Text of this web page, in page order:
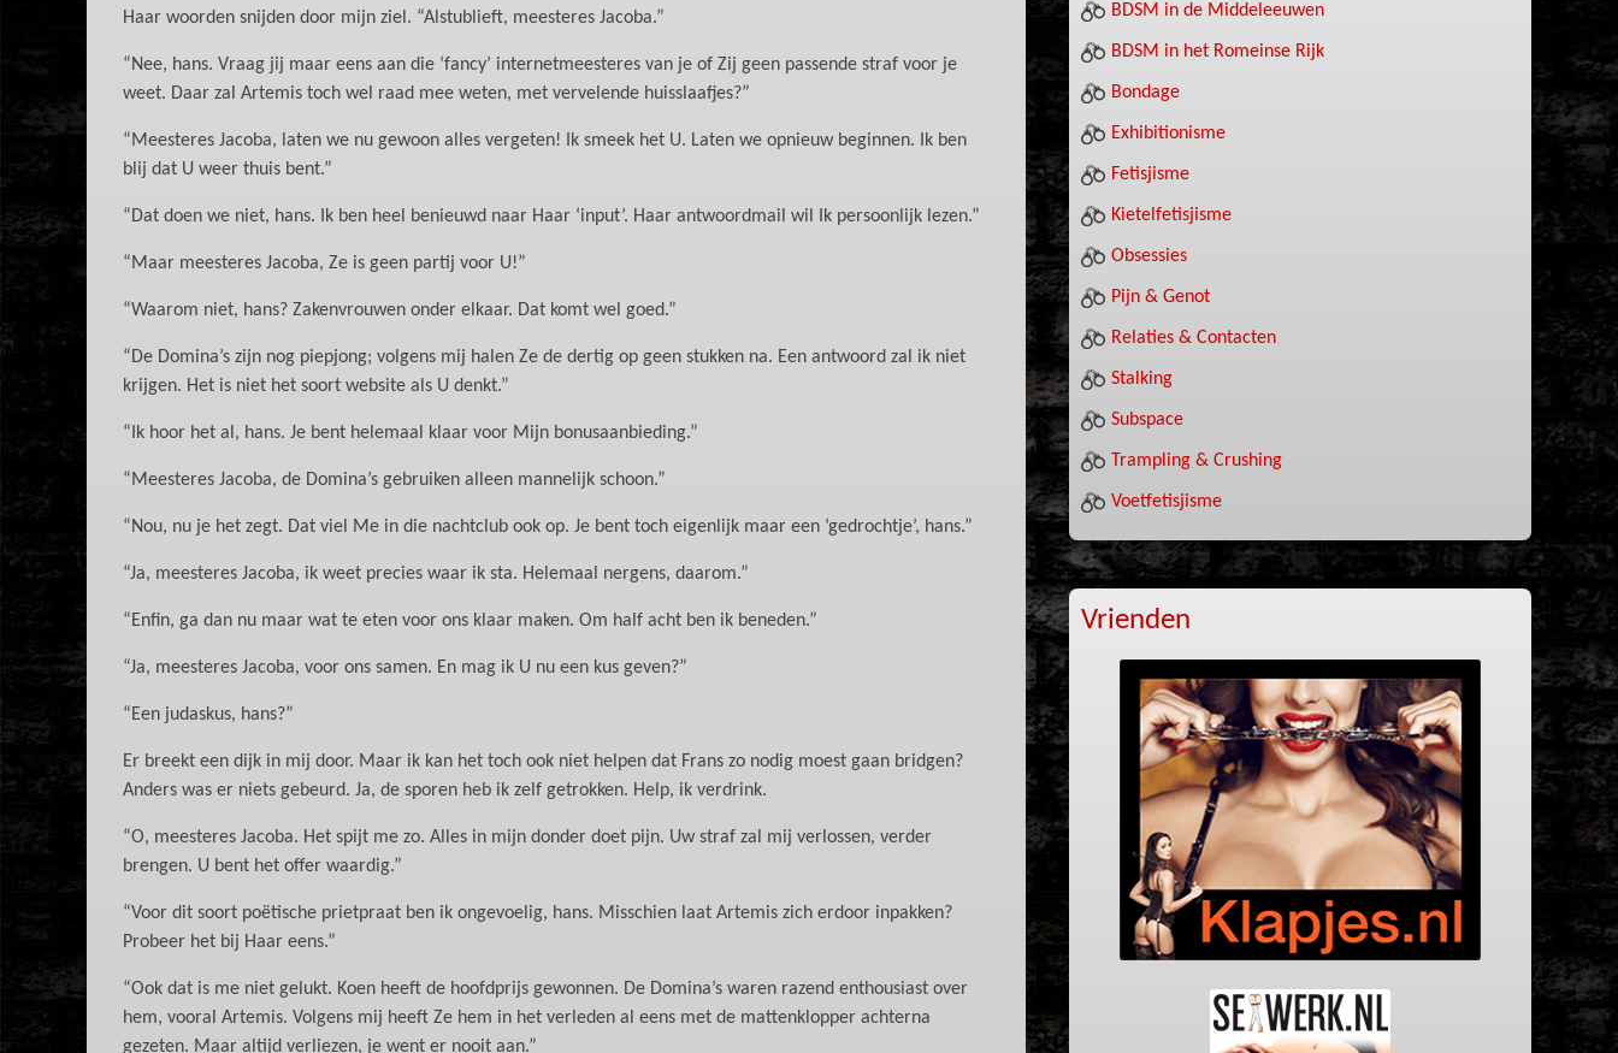
Haar woorden snijden door mijn ziel. “Alstublieft, meesteres Jacoba.”
“Nee, hans. Vraag jij maar eens aan die ‘fancy’ internetmeesteres van je of Zij geen passende straf voor je
weet. Daar zal Artemis toch wel raad mee weten, met vervelende huisslaafjes?”
“Meesteres Jacoba, laten we nu gewoon alles vergeten! Ik smeek het U. Laten we opnieuw beginnen. Ik ben
blij dat U weer thuis bent.”
“Dat doen we niet, hans. Ik ben heel benieuwd naar Haar ‘input’. Haar antwoordmail wil Ik persoonlijk lezen.”
“Maar meesteres Jacoba, Ze is geen partij voor U!”
“Waarom niet, hans? Zakenvrouwen onder elkaar. Dat komt wel goed.”
“De Domina’s zijn nog piepjong; volgens mij halen Ze de dertig op geen stukken na. Een antwoord zal ik niet
krijgen. Het is niet het soort website als U denkt.”
“Ik hoor het al, hans. Je bent helemaal klaar voor Mijn bonusaanbieding.”
“Meesteres Jacoba, de Domina’s gebruiken alleen mannelijk schoon.”
“Nou, nu je het zegt. Dat viel Me in die nachtclub ook op. Je bent toch eigenlijk maar een ‘gedrochtje’, hans.”
“Ja, meesteres Jacoba, ik weet precies waar ik sta. Helemaal nergens, daarom.”
“Enfin, ga dan nu maar wat te eten voor ons klaar maken. Om half acht ben ik beneden.”
“Ja, meesteres Jacoba, voor ons samen. En mag ik U nu een kus geven?”
“Een judaskus, hans?”
Er breekt een dijk in mij door. Maar ik kan het toch ook niet helpen dat Frans zo nodig moest gaan bridgen?
Anders was er niets gebeurd. Ja, de sporen heb ik zelf getrokken. Help, ik verdrink.
“O, meesteres Jacoba. Het spijt me zo. Alles in mijn donder doet pijn. Uw straf zal mij verlossen, verder
brengen. U bent het offer waardig.”
“Voor dit soort poëtische prietpraat ben ik ongevoelig, hans. Misschien laat Artemis zich erdoor inpakken?
Probeer het bij Haar eens.”
“Ook dat is me niet gelukt. Koen heeft de hoofdprijs gewonnen. De Domina’s waren razend enthousiast over
hem, vooral Artemis. Volgens mij heeft Ze hem in het verleden al eens met de mattenklopper achterna
gezeten. Maar altijd verliezen, je went er nooit aan.”
BDSM in de Middeleeuwen
BDSM in het Romeinse Rijk
Bondage
Exhibitionisme
Fetisjisme
Kietelfetisjisme
Obsessies
Pijn & Genot
Relaties & Contacten
Stalking
Subspace
Trampling & Crushing
Voetfetisjisme
Vrienden